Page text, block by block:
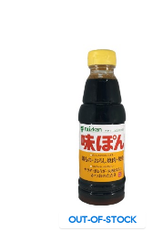
OUT-OF-STOCK